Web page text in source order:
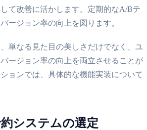
て改善に活かします。定期的なA/Bテ
ージョン率の向上を図ります。
単なる見た目の美しさだけでなく、ユ
ージョン率の向上を両立させることが
ョンでは、具体的な機能実装について
システムの選定